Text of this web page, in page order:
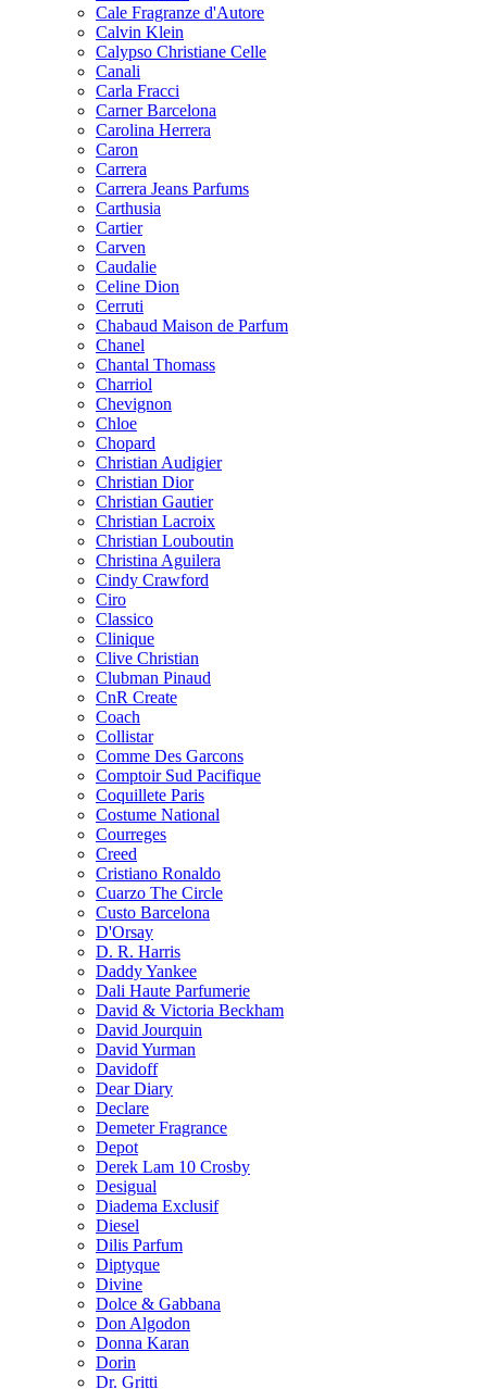
Cale Fragranze d'Autore
Calvin Klein
Calypso Christiane Celle
Canali
Carla Fracci
Carner Barcelona
Carolina Herrera
Caron
Carrera
Carrera Jeans Parfums
Carthusia
Cartier
Carven
Caudalie
Celine Dion
Cerruti
Chabaud Maison de Parfum
Chanel
Chantal Thomass
Charriol
Chevignon
Chloe
Chopard
Christian Audigier
Christian Dior
Christian Gautier
Christian Lacroix
Christian Louboutin
Christina Aguilera
Cindy Crawford
Ciro
Classico
Clinique
Clive Christian
Clubman Pinaud
CnR Create
Coach
Collistar
Comme Des Garcons
Comptoir Sud Pacifique
Coquillete Paris
Costume National
Courreges
Creed
Cristiano Ronaldo
Cuarzo The Circle
Custo Barcelona
D'Orsay
D. R. Harris
Daddy Yankee
Dali Haute Parfumerie
David & Victoria Beckham
David Jourquin
David Yurman
Davidoff
Dear Diary
Declare
Demeter Fragrance
Depot
Derek Lam 10 Crosby
Desigual
Diadema Exclusif
Diesel
Dilis Parfum
Diptyque
Divine
Dolce & Gabbana
Don Algodon
Donna Karan
Dorin
Dr. Gritti